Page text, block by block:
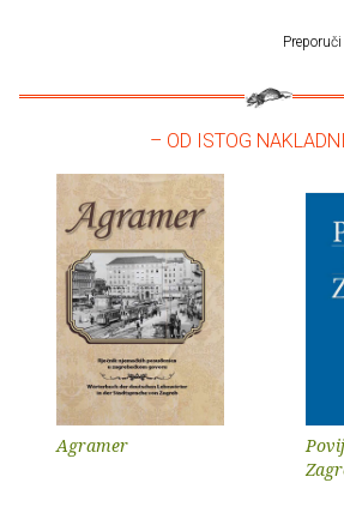
– OD ISTOG
Agramer